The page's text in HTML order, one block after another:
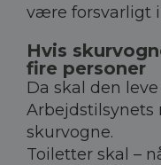
være forsvarligt
Hvis
fire personer
Da skal den
Arbejdstilsynets
skurvogne.
Toiletter skal –